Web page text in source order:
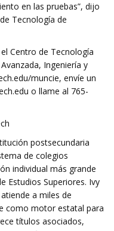
en las pruebas”, dijo
Tecnología de
Centro de Tecnología
Ingeniería y
muncie, envíe un
o llame al 765-
postsecundaria
de colegios
individual más grande
Estudios Superiores. Ivy
a miles de
como motor estatal para
títulos asociados,